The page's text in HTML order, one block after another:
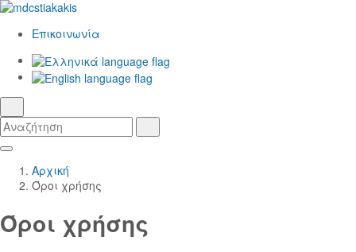
Επικοινωνία
Αναζήτηση
Skip
Main
Content
Κεντρική
Πλοήγηση
Αρχική
Όροι χρήσης
Όροι χρήσης